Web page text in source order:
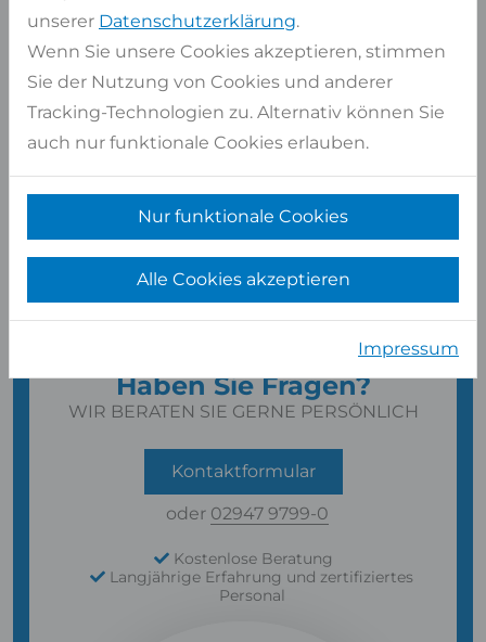
Haben Sie Fragen?
WIR BERATEN SIE GERNE PERSÖNLICH
Kontaktformular
oder 02947 9799-0
Kostenlose Beratung
Langjährige Erfahrung und zertifiziertes
Personal
unserer Datenschutzerklärung.
Wenn Sie unsere Cookies akzeptieren, stimmen
Sie der Nutzung von Cookies und anderer
Tracking-Technologien zu. Alternativ können Sie
auch nur funktionale Cookies erlauben.
Nur funktionale Cookies
Alle Cookies akzeptieren
Impressum